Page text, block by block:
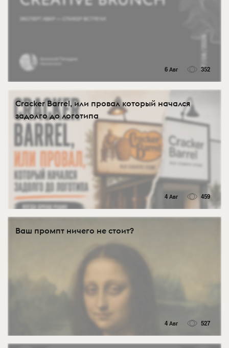
6 Авг 352
Cracker Barrel, или провал который начался
задолго до логотипа
4 Авг 459
Ваш промпт ничего не стоит?
4 Авг 527